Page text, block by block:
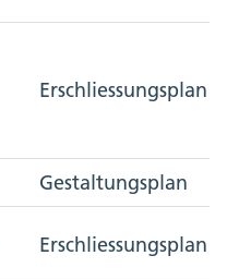
Erschliessungsplan
Gestaltungsplan
Erschliessungsplan